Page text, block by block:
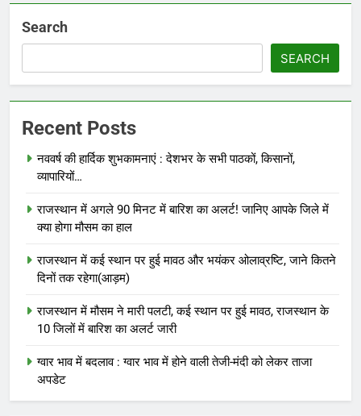
Search
SEARCH
Recent Posts
नववर्ष की हार्दिक शुभकामनाएं : देशभर के सभी पाठकों, किसानों,
व्यापारियों…
राजस्थान में अगले 90 मिनट में बारिश का अलर्ट! जानिए आपके जिले में
क्या होगा मौसम का हाल
राजस्थान में कई स्थान पर हुई मावठ और भयंकर ओलाव्रष्टि, जाने कितने
दिनों तक रहेगा(आड़म)
राजस्थान में मौसम ने मारी पलटी, कई स्थान पर हुई मावठ, राजस्थान के
10 जिलों में बारिश का अलर्ट जारी
ग्वार भाव में बदलाव : ग्वार भाव में होने वाली तेजी-मंदी को लेकर ताजा
अपडेट